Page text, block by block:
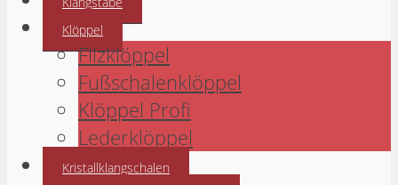
Klöppel
Filzklöppel
Fußschalenklöppel
Klöppel Profi
Lederklöppel
Kristallklangschalen